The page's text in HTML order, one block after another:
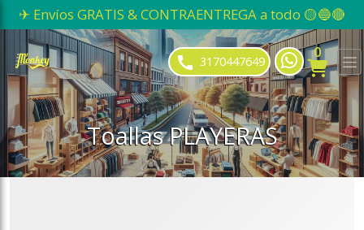
slideout menu.
✈ Envíos GRATIS & CONTRAENTREGA a todo 🟡🔵🔴
3170447649
0
Toallas PLAYERAS